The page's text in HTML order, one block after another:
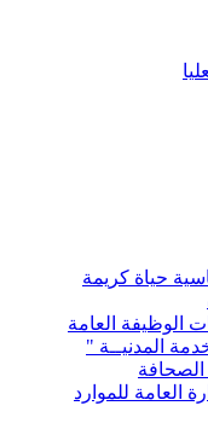
حياة كريمة
الوظيفة العامة
العامة للموارد